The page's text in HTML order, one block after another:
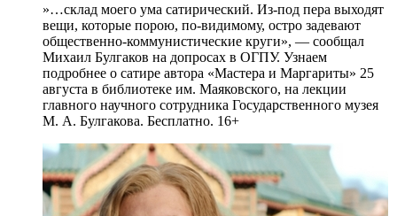
»…склад моего ума сатирический. Из-под пера выходят
вещи, которые порою, по-видимому, остро задевают
общественно-коммунистические круги», — сообщал
Михаил Булгаков на допросах в ОГПУ. Узнаем
подробнее о сатире автора «Мастера и Маргариты» 25
августа в библиотеке им. Маяковского, на лекции
главного научного сотрудника Государственного музея
М. А. Булгакова. Бесплатно. 16+